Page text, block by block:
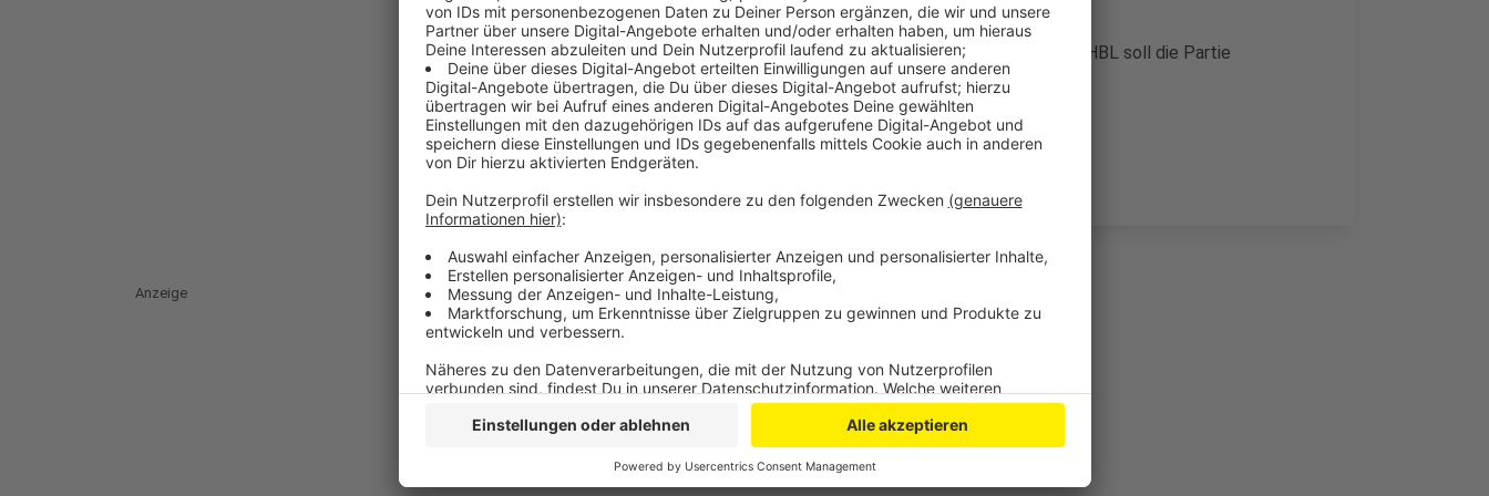
In Abstimmung mit den Vereinsvertretern aus Dormagen und der HBL soll die Partie
schnellstmöglich neu terminiert werden.
Anzeige
Anzeige